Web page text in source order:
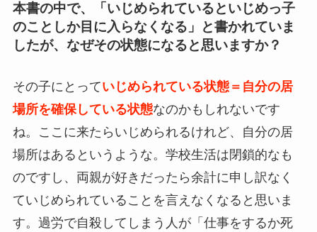
本書の中で、「いじめられているといじめっ子
のことしか目に入らなくなる」と書かれていま
したが、なぜその状態になると思いますか？
その子にとっていじめられている状態＝自分の居
場所を確保している状態なのかもしれないです
ね。ここに来たらいじめられるけれど、自分の居
場所はあるというような。学校生活は閉鎖的なも
のですし、両親が好きだったら余計に申し訳なく
ていじめられていることを言えなくなると思いま
す。過労で自殺してしまう人が「仕事をするか死